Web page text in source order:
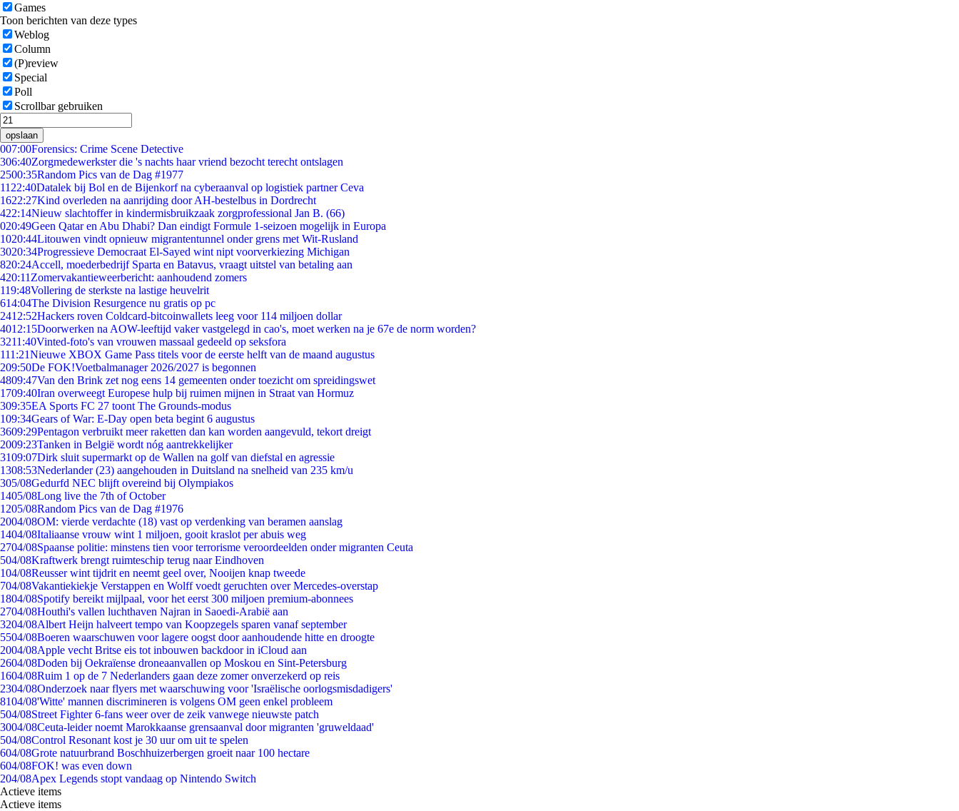
Games
Toon berichten van deze types
Weblog
Column
(P)review
Special
Poll
Scrollbar gebruiken
opslaan
007:00Forensics: Crime Scene Detective
306:40Zorgmedewerkster die 's nachts haar vriend bezocht terecht ontslagen
2500:35Random Pics van de Dag #1977
11 22:40Datalek bij Bol en de Bijenkorf na cyberaanval op logistiek partner Ceva
1622:27Kind overleden na aanrijding door AH-bestelbus in Dordrecht
422:14Nieuw slachtoffer in kindermisbruikzaak zorgprofessional Jan B. (66)
020:49Geen Qatar en Abu Dhabi? Dan eindigt Formule 1-seizoen mogelijk in Europa
1020:44Litouwen vindt opnieuw migrantentunnel onder grens met Wit-Rusland
3020:34Progressieve Democraat El-Sayed wint nipt voorverkiezing Michigan
820:24Accell, moederbedrijf Sparta en Batavus, vraagt uitstel van betaling aan
420:11 Zomervakantieweerbericht: aanhoudend zomers
119:48Vollering de sterkste na lastige heuvelrit
614:04The Division Resurgence nu gratis op pc
2412:52Hackers roven Coldcard-bitcoinwallets leeg voor 114 miljoen dollar
4012:15Doorwerken na AOW-leeftijd vaker vastgelegd in cao's, moet werken na je 67e de norm worden?
3211:40Vinted-foto's van vrouwen massaal gedeeld op seksfora
111:21Nieuwe XBOX Game Pass titels voor de eerste helft van de maand augustus
209:50De FOK!Voetbalmanager 2026/2027 is begonnen
4809:47Van den Brink zet nog eens 14 gemeenten onder toezicht om spreidingswet
1709:40Iran overweegt Europese hulp bij ruimen mijnen in Straat van Hormuz
309:35EA Sports FC 27 toont The Grounds-modus
109:34Gears of War: E-Day open beta begint 6 augustus
3609:29Pentagon verbruikt meer raketten dan kan worden aangevuld, tekort dreigt
2009:23Tanken in België wordt nóg aantrekkelijker
3109:07Dirk sluit supermarkt op de Wallen na golf van diefstal en agressie
1308:53Nederlander (23) aangehouden in Duitsland na snelheid van 235 km/u
305/08Gedurfd NEC blijft overeind bij Olympiakos
1405/08Long live the 7th of October
1205/08Random Pics van de Dag #1976
2004/08OM: vierde verdachte (18) vast op verdenking van beramen aanslag
1404/08Italiaanse vrouw wint 1 miljoen, gooit kraslot per abuis weg
2704/08Spaanse politie: minstens tien voor terrorisme veroordeelden onder migranten Ceuta
504/08Kraftwerk brengt ruimteschip terug naar Eindhoven
104/08Reusser wint tijdrit en neemt geel over, Nooijen knap tweede
704/08Vakantiekiekje Verstappen en Wolff voedt geruchten over Mercedes-overstap
1804/08Spotify bereikt mijlpaal, voor het eerst 300 miljoen premium-abonnees
2704/08Houthi's vallen luchthaven Najran in Saoedi-Arabië aan
3204/08Albert Heijn halveert tempo van Koopzegels sparen vanaf september
5504/08Boeren waarschuwen voor lagere oogst door aanhoudende hitte en droogte
2004/08Apple vecht Britse eis tot inbouwen backdoor in iCloud aan
2604/08Doden bij Oekraïense droneaanvallen op Moskou en Sint-Petersburg
1604/08Ruim 1 op de 7 Nederlanders gaan deze zomer onverzekerd op reis
2304/08Onderzoek naar flyers met waarschuwing voor 'Israëlische oorlogsmisdadigers'
8104/08'Witte' mannen discrimineren is volgens OM geen enkel probleem
504/08Street Fighter 6-fans weer over de zeik vanwege nieuwste patch
3004/08Ceuta-leider noemt Marokkaanse grensaanval door migranten 'gruweldaad'
504/08Control Resonant kost je 30 uur om uit te spelen
604/08Grote natuurbrand Boschhuizerbergen groeit naar 100 hectare
604/08FOK! was even down
204/08Apex Legends stopt vandaag op Nintendo Switch
Actieve items
Actieve items